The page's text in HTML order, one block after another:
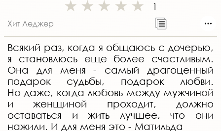
1
Хит Леджер
Всякий раз, когда я общаюсь с дочерью,
я становлюсь еще более счастливым.
Она для меня - самый драгоценный
подарок судьбы, подарок любви.
Но даже, когда любовь между мужчиной
и женщиной проходит, должно
оставаться и жить лучшее, что они
нажили. И для меня это - Матильда